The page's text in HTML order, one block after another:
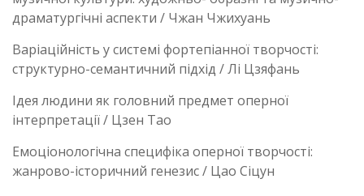
драматургічні аспекти / Чжан Чжихуань
Варіаційність у системі фортепіанної творчості:
структурно-семантичний підхід / Лі Цзяфань
Ідея людини як головний предмет оперної
інтерпретації / Цзен Тао
Емоціонологічна специфіка оперної творчості:
жанрово-історичний генезис / Цао Сіцун